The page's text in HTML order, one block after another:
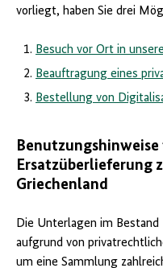
vorliegt, haben Sie drei
Besuch vor Ort in
Beauftragung eines
Bestellung von
Benutzungshinweise
Ersatzüberlieferung
Griechenland
Die Unterlagen im
aufgrund von
um eine Sammlung